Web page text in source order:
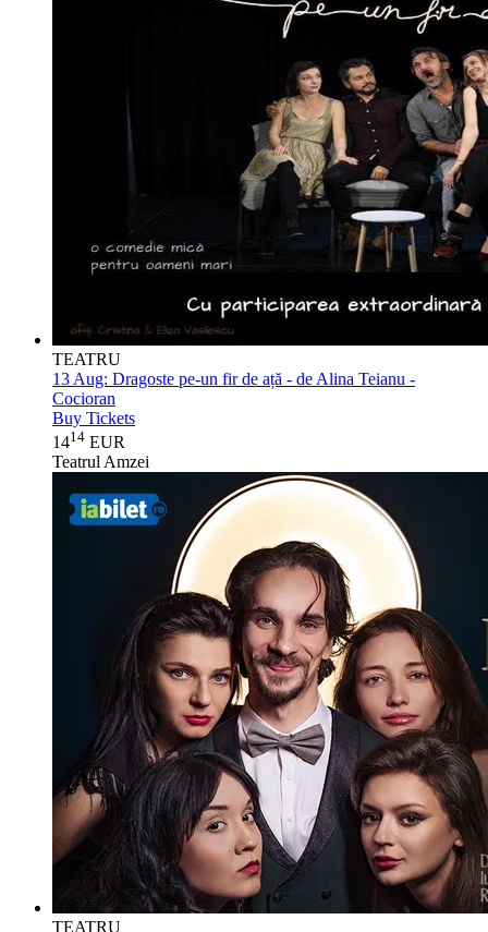
TEATRU
13 Aug: Dragoste pe-un fir de ață - de Alina Teianu -
Cocioran
Buy Tickets
1414 EUR
Teatrul Amzei
TEATRU